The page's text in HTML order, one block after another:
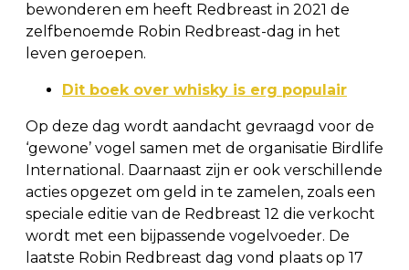
bewonderen em heeft Redbreast in 2021 de
zelfbenoemde Robin Redbreast-dag in het
leven geroepen.
Dit boek over whisky is erg populair
Op deze dag wordt aandacht gevraagd voor de
‘gewone’ vogel samen met de organisatie Birdlife
International. Daarnaast zijn er ook verschillende
acties opgezet om geld in te zamelen, zoals een
speciale editie van de Redbreast 12 die verkocht
wordt met een bijpassende vogelvoeder. De
laatste Robin Redbreast dag vond plaats op 17